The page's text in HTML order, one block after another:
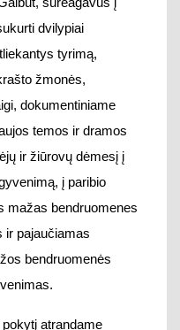
mažas bendruomenes
pajaučiamas
bendruomenės
atrandame
sukurtuose
2011 m. įkurto
kuriami ir pagal
ir pagal idėją
kolektyvinį
(2011)
– režisierius V.